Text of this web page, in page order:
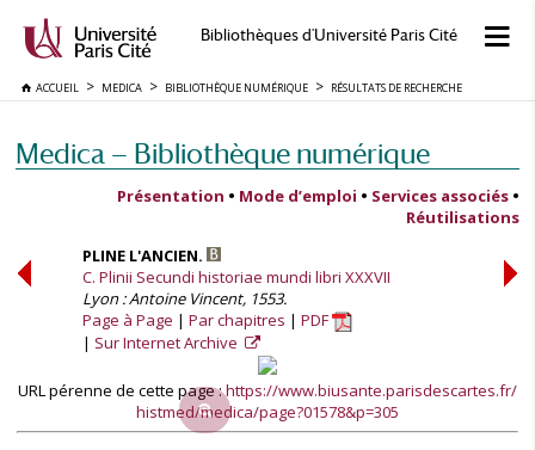
Bibliothèques d'Université Paris Cité
ACCUEIL MEDICA BIBLIOTHÈQUE NUMÉRIQUE RÉSULTATS DE RECHERCHE
Medica — Bibliothèque numérique
Présentation • Mode d’emploi • Services associés •
Réutilisations
PLINE L'ANCIEN.
C. Plinii Secundi historiae mundi libri XXXVII
Lyon : Antoine Vincent, 1553.
Page à Page
Par chapitres
PDF
Sur Internet Archive
URL pérenne de cette page :https://www.biusante.parisdescartes.fr/
histmed/medica/page?01578&p=305